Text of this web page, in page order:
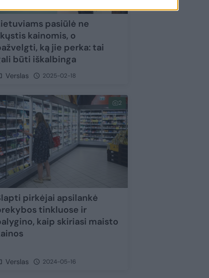
pasiūlė ne
kainomis, o
ką jie perka: tai
būti iškalbinga
Verslas 2025-02-18
2
pirkėjai apsilankė
tinkluose ir
kaip skiriasi maisto
Verslas 2024-05-16